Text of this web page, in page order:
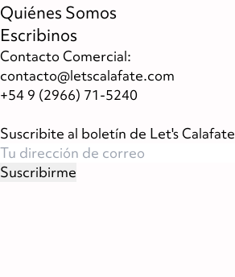
Quiénes Somos
Escribinos
Contacto Comercial:
contacto@letscalafate.com
+54 9 (2966) 71-5240
Suscribite al boletín de Let's Calafate